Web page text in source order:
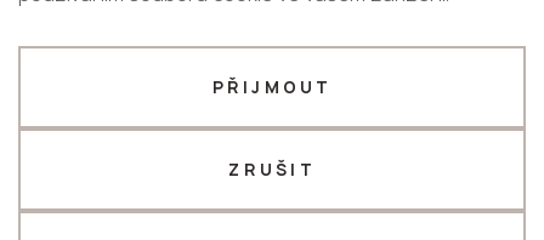
Výrobce Designér
Telefon *
ZRUŠIT
PŘIJMOUT